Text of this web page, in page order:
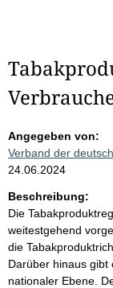
Angegeben von:
Verband der
24.06.2024
Beschreibung:
Die
weitestgehend
die
Darüber hinaus gibt
nationaler Ebene.